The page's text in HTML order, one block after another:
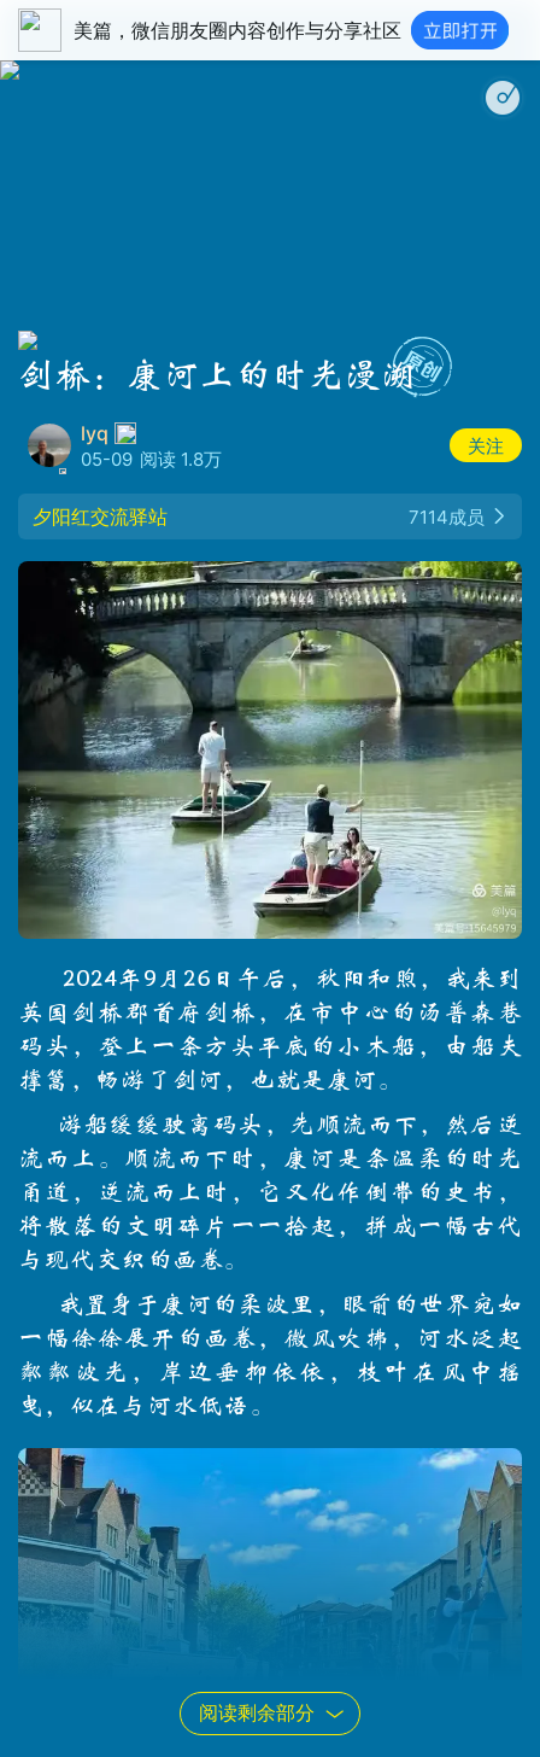
美篇，微信朋友圈内容创作与分享社区
剑桥：康河上的时光漫溯
lyq
05-09 阅读 1.8万
关注
夕阳红交流驿站 7114成员
2024年9月26日午后，秋阳和煦，我来到
英国剑桥郡首府剑桥，在市中心的汤普森巷
码头，登上一条方头平底的小木船，由船夫
撑篙，畅游了剑河，也就是康河。
游船缓缓驶离码头，先顺流而下，然后逆
流而上。顺流而下时，康河是条温柔的时光
甬道，逆流而上时，它又化作倒带的史书，
将散落的文明碎片一一拾起，拼成一幅古代
与现代交织的画卷。
我置身于康河的柔波里，眼前的世界宛如
一幅徐徐展开的画卷，微风吹拂，河水泛起
粼粼波光，岸边垂抑依依，枝叶在风中摇
曳，似在与河水低语。
阅读剩余部分